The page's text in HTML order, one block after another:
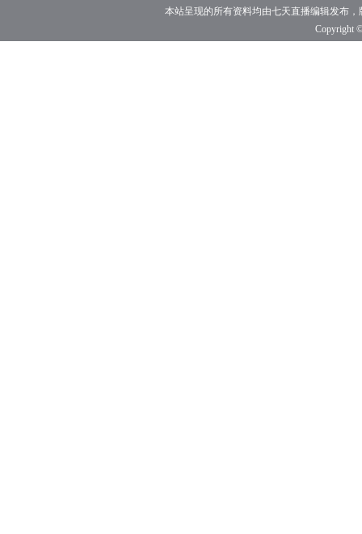
本站呈现的所有资料均由七天直播编辑发布
Copyright